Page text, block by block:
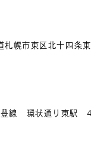
幌市東区北十四条東
線 環状通り東駅